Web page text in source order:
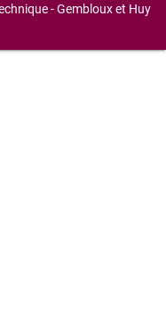
- Gembloux et Huy